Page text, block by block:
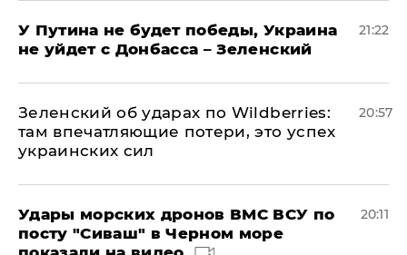
У Путина не будет победы, Украина
не уйдет с Донбасса – Зеленский
21:22
Зеленский об ударах по Wildberries:
там впечатляющие потери, это успех
украинских сил
20:57
Удары морских дронов ВМС ВСУ по
посту "Сиваш" в Черном море
20:11